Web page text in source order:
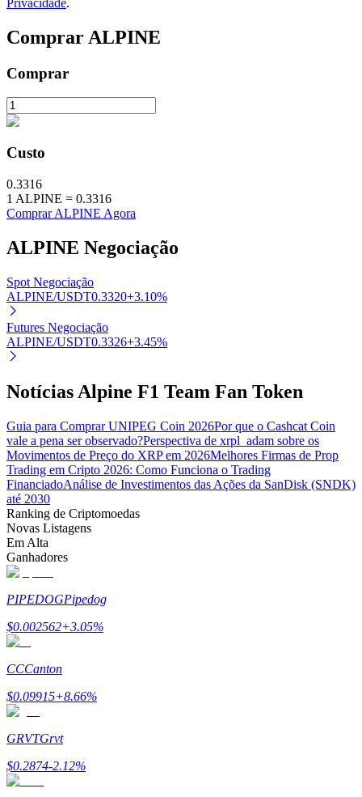
Investimento Automático
Obtenha lucro a longo prazo e interesses flexíveis
Aprenda como ganhar renda passiva
Bitrue
AI
Parceiros Bitrue
Afiliados Bitrue
Comprar ALPINE
Comprar
Custo
0.3316
1 ALPINE = 0.3316
Comprar ALPINE Agora
ALPINE Negociação
Spot Negociação
ALPINE/USDT0.3320+3.10%
Futures Negociação
ALPINE/USDT0.3326+3.45%
Notícias Alpine F1 Team Fan Token
Guia para Comprar UNIPEG Coin 2026Por que o Cashcat Coin
vale a pena ser observado?Perspectiva de xrpl_adam sobre os
Movimentos de Preço do XRP em 2026Melhores Firmas de Prop
Trading em Cripto 2026: Como Funciona o Trading
FinanciadoAnálise de Investimentos das Ações da SanDisk (SNDK)
até 2030
Ranking de Criptomoedas
Novas Listagens
Em Alta
Ganhadores
PIPEDOGPipedog
$0.002562+3.05%
CCCanton
$0.09915+8.66%
GRVTGrvt
$0.2874-2.12%